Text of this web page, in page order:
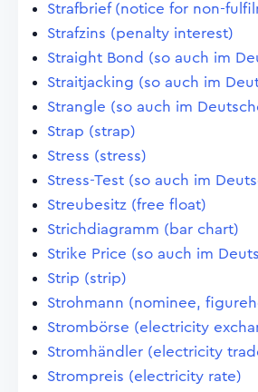
Strafbrief (notice for non-
Strafzins (penalty interest)
Straight Bond (so auch im
Straitjacking (so auch im
Strangle (so auch im
Strap (strap)
Stress (stress)
Stress-Test (so auch im
Streubesitz (free float)
Strichdiagramm (bar chart)
Strike Price (so auch im
Strip (strip)
Strohmann (nominee,
Strombörse (electricity
Stromhändler (electricity
Strompreis (electricity rate)